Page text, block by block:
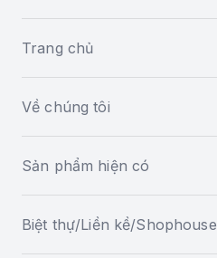
Trang chủ
Về chúng tôi
Sản phẩm hiện có
Biệt thự/Liền kề/Shophouse